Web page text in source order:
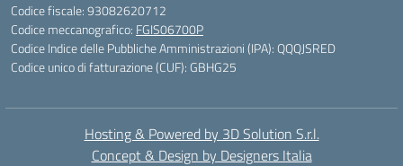
Codice fiscale: 93082620712
Codice meccanografico: FGIS06700P
Codice Indice delle Pubbliche Amministrazioni (IPA): QQQJSRED
Codice unico di fatturazione (CUF): GBHG25
Hosting & Powered by 3D Solution S.r.l.
Concept & Design by Designers Italia